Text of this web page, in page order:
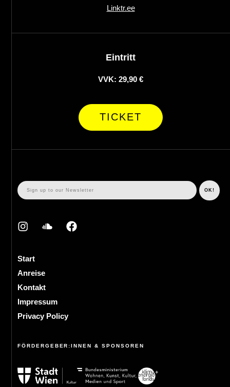
Linktr.ee
Eintritt
VVK: 29,90 €
TICKET
Start
Anreise
Kontakt
Impressum
Privacy Policy
FÖRDERGEBER:INNEN & SPONSOREN